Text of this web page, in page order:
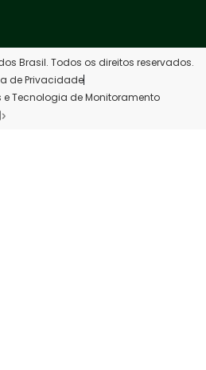
Brasil. Todos os direitos reservados.
de Privacidade
e Tecnologia de Monitoramento